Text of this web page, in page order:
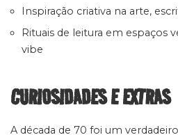
Inspiração criativa na arte,
Rituais de leitura em espaços
vibe
CURIOSIDADES E EXTRAS
A década de 70 foi um